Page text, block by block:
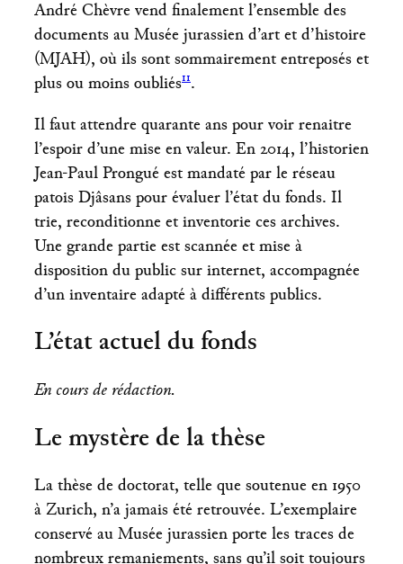
André Chèvre vend finalement l’ensemble des
documents au Musée jurassien d’art et d’histoire
(MJAH), où ils sont sommairement entreposés et
plus ou moins oubliés11.
Il faut attendre quarante ans pour voir renaitre
l’espoir d’une mise en valeur. En 2014, l’historien
Jean-Paul Prongué est mandaté par le réseau
patois Djâsans pour évaluer l’état du fonds. Il
trie, reconditionne et inventorie ces archives.
Une grande partie est scannée et mise à
disposition du public sur internet, accompagnée
d’un inventaire adapté à différents publics.
L’état actuel du fonds
En cours de rédaction.
Le mystère de la thèse
La thèse de doctorat, telle que soutenue en 1950
à Zurich, n’a jamais été retrouvée. L’exemplaire
conservé au Musée jurassien porte les traces de